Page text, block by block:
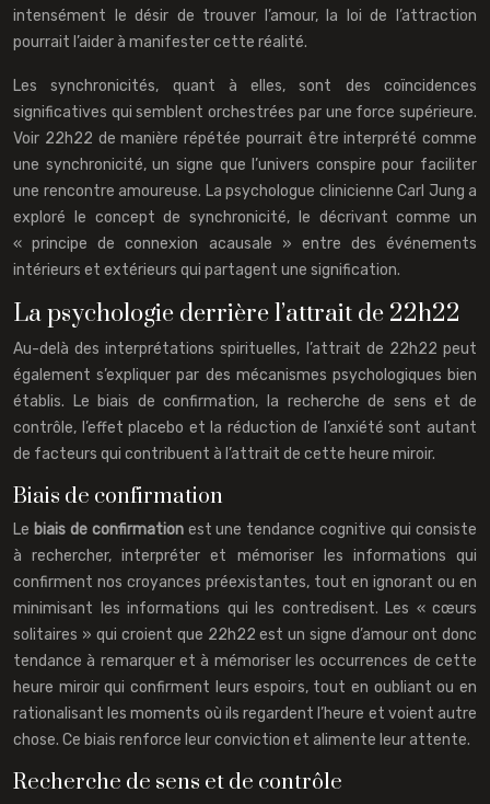
intensément le désir de trouver l’amour, la loi de l’attraction
pourrait l’aider à manifester cette réalité.
Les synchronicités, quant à elles, sont des coïncidences
significatives qui semblent orchestrées par une force supérieure.
Voir 22h22 de manière répétée pourrait être interprété comme
une synchronicité, un signe que l’univers conspire pour faciliter
une rencontre amoureuse. La psychologue clinicienne Carl Jung a
exploré le concept de synchronicité, le décrivant comme un
« principe de connexion acausale » entre des événements
intérieurs et extérieurs qui partagent une signification.
La psychologie derrière l’attrait de 22h22
Au-delà des interprétations spirituelles, l’attrait de 22h22 peut
également s’expliquer par des mécanismes psychologiques bien
établis. Le biais de confirmation, la recherche de sens et de
contrôle, l’effet placebo et la réduction de l’anxiété sont autant
de facteurs qui contribuent à l’attrait de cette heure miroir.
Biais de confirmation
Le biais de confirmation est une tendance cognitive qui consiste
à rechercher, interpréter et mémoriser les informations qui
confirment nos croyances préexistantes, tout en ignorant ou en
minimisant les informations qui les contredisent. Les « cœurs
solitaires » qui croient que 22h22 est un signe d’amour ont donc
tendance à remarquer et à mémoriser les occurrences de cette
heure miroir qui confirment leurs espoirs, tout en oubliant ou en
rationalisant les moments où ils regardent l’heure et voient autre
chose. Ce biais renforce leur conviction et alimente leur attente.
Recherche de sens et de contrôle